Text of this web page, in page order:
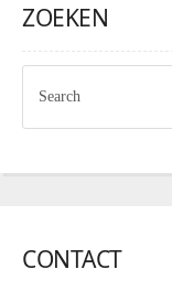
ZOEKEN
CONTACT